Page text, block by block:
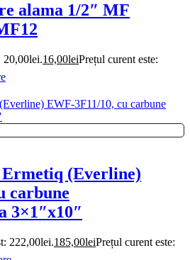
alama 1/2″ MF
20,00lei.16,00leiPrețul curent este:
(Everline)
carbune
3×1″x10″
222,00lei.185,00leiPrețul curent este: